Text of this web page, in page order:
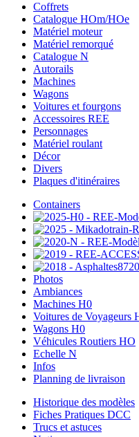
Coffrets
Catalogue HOm/HOe
Matériel moteur
Matériel remorqué
Catalogue N
Autorails
Machines
Wagons
Voitures et fourgons
Accessoires REE
Personnages
Matériel roulant
Décor
Divers
Plaques d'itinéraires
Containers
Photos
Ambiances
Machines H0
Voitures de Voyageurs
Wagons H0
Véhicules Routiers HO
Echelle N
Infos
Planning de livraison
Historique des modèles
Fiches Pratiques DCC
Trucs et astuces